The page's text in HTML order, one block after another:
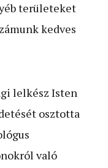
területeket
kedves
lelkész Isten
osztotta
való